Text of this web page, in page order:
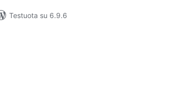
Testuota su 6.9.6